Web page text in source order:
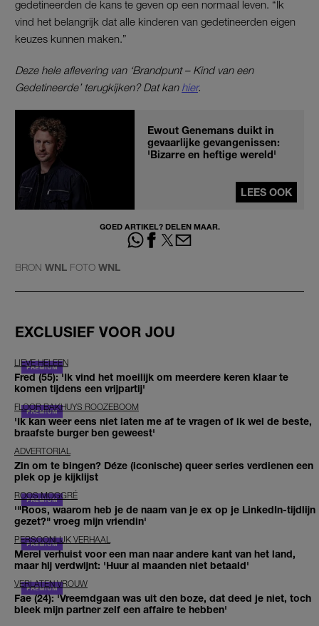
gedetineerden de kans te geven op een normaal leven. “Ik
vind het belangrijk dat alle kinderen van gedetineerden eigen
keuzes kunnen maken.”
Deze hele aflevering van ‘Brandpunt – Kind van een
Gedetineerde’ terugkijken? Dat kan hier.
Ewout Genemans duikt in
gevaarlijke gevangenissen:
'Bizarre en heftige wereld'
LEES OOK
GOED ARTIKEL? DELEN MAAR.
BRON WNL FOTO WNL
EXCLUSIEF VOOR JOU
LIEVE HELEEN
Fred (55): 'Ik vind het moeilijk om meerdere keren klaar te
komen tijdens een vrijpartij'
FLOOR BAKHUYS ROOZEBOOM
'Ik kan weer eens niet laten me af te vragen of ik wel de beste,
braafste burger ben geweest'
ADVERTORIAL
Zin om te bingen? Déze (iconische) queer series verdienen een
plek op je kijklijst
ROOS MOGGRÉ
'"Roos, waarom heb je de naam van je ex op je LinkedIn-tijdlijn
gezet?" vroeg mijn vriendin'
PERSOONLIJK VERHAAL
Merel verhuist voor een man naar andere kant van het land,
maar hij verdwijnt: 'Huur al maanden niet betaald'
VERLATEN VROUW
Fae (24): 'Vreemdgaan was uit den boze, dat deed je niet, toch
bleek mijn partner zelf een affaire te hebben'